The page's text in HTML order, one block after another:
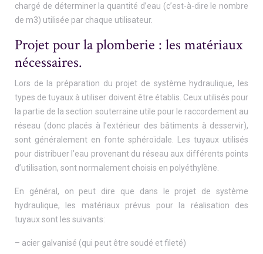
chargé de déterminer la quantité d’eau (c’est-à-dire le nombre
de m3) utilisée par chaque utilisateur.
Projet pour la plomberie : les matériaux
nécessaires.
Lors de la préparation du projet de système hydraulique, les
types de tuyaux à utiliser doivent être établis. Ceux utilisés pour
la partie de la section souterraine utile pour le raccordement au
réseau (donc placés à l’extérieur des bâtiments à desservir),
sont généralement en fonte sphéroïdale. Les tuyaux utilisés
pour distribuer l’eau provenant du réseau aux différents points
d’utilisation, sont normalement choisis en polyéthylène.
En général, on peut dire que dans le projet de système
hydraulique, les matériaux prévus pour la réalisation des
tuyaux sont les suivants:
– acier galvanisé (qui peut être soudé et fileté)